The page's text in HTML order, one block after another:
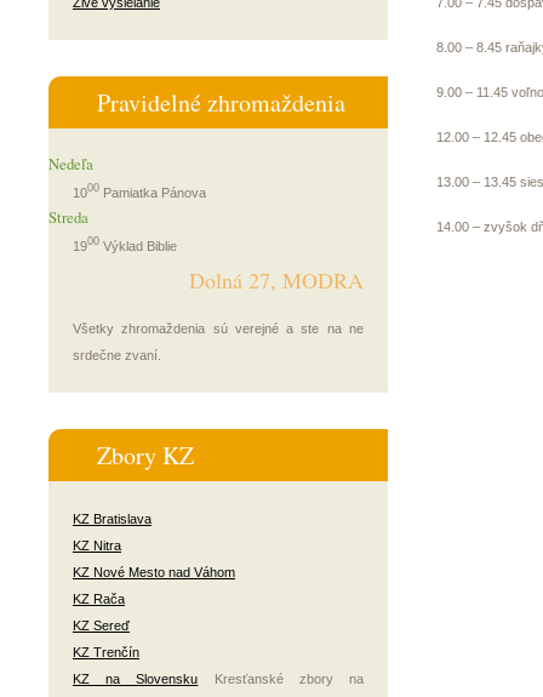
8.00 – 8.45
9.00 – 11.45 voľno
12.00 – 12.45
13.00 – 13.45
14.00 – zvyšok
Pravidelné zhromaždenia
Nedeľa
1000 Pamiatka Pánova
Streda
1900 Výklad Biblie
Dolná 27, MODRA
Všetky zhromaždenia sú verejné a ste na ne
srdečne zvaní.
Zbory KZ
KZ Bratislava
KZ Nitra
KZ Nové Mesto nad Váhom
KZ Rača
KZ Sereď
KZ Trenčín
KZ na Slovensku Kresťanské zbory na